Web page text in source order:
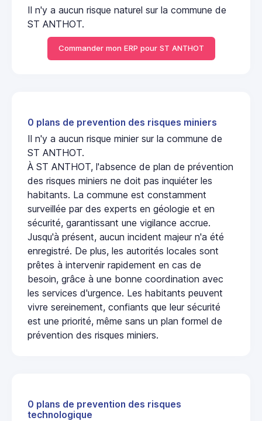
Il n'y a aucun risque naturel sur la commune de
ST ANTHOT.
Commander mon ERP pour ST ANTHOT
0 plans de prevention des risques miniers
Il n'y a aucun risque minier sur la commune de
ST ANTHOT.
À ST ANTHOT, l'absence de plan de prévention
des risques miniers ne doit pas inquiéter les
habitants. La commune est constamment
surveillée par des experts en géologie et en
sécurité, garantissant une vigilance accrue.
Jusqu'à présent, aucun incident majeur n'a été
enregistré. De plus, les autorités locales sont
prêtes à intervenir rapidement en cas de
besoin, grâce à une bonne coordination avec
les services d'urgence. Les habitants peuvent
vivre sereinement, confiants que leur sécurité
est une priorité, même sans un plan formel de
prévention des risques miniers.
0 plans de prevention des risques
technologique